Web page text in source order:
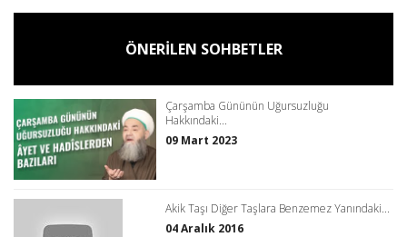
ÖNERİLEN SOHBETLER
Çarşamba Gününün Uğursuzluğu
Hakkındaki...
09 Mart 2023
Akik Taşı Diğer Taşlara Benzemez Yanındaki...
04 Aralık 2016